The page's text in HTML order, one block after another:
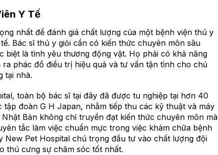
Y Tế
nhất để đánh giá chất lượng của một bệnh viện thú y
Bác sĩ thú y giỏi cần có kiến thức chuyên môn sâu
biệt là tình yêu thương động vật. Họ phải có khả năng
phác đồ điều trị hiệu quả và tư vấn tận tình cho chủ
tại nhà.
toàn bộ bác sĩ tại đây đã được tu nghiệp tại hơn 40
đoàn G H Japan, nhằm tiếp thu các kỹ thuật và máy
Bản không chỉ truyền đạt kiến thức chuyên môn mà
tắc làm việc chuẩn mực trong việc khám chữa bệnh
Pet Hospital chú trọng đầu tư vào chất lượng đội
thú cưng sự chăm sóc tốt nhất.